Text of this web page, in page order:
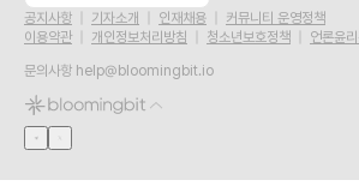
공지사항 기자소개 인재채용
커뮤니티 운영정책
이용약관
개인정보처리방침 청소년보호정책
언론윤
문의사항 help@bloomingbit.io